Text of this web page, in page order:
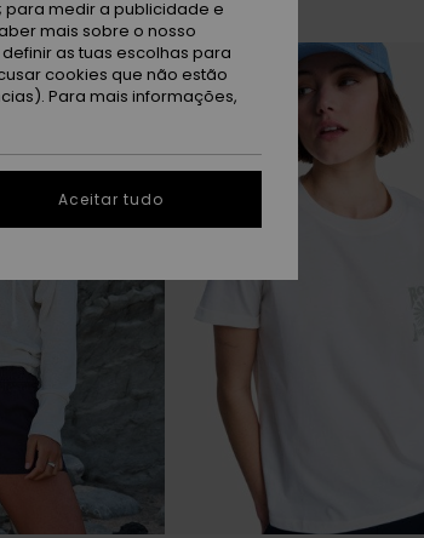
medir a publicidade e
mais sobre o nosso
as tuas escolhas para
cookies que não estão
Para mais informações,
Aceitar tudo